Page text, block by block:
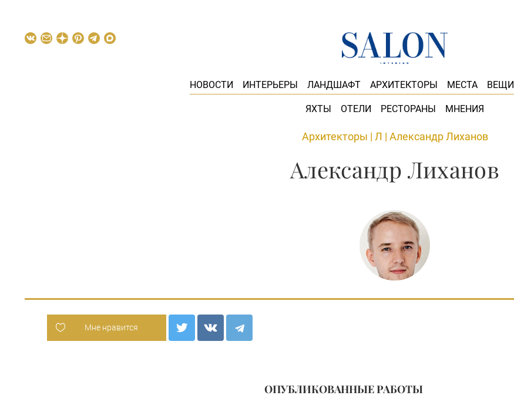
НОВОСТИ ИНТЕРЬЕРЫ ЛАНДШАФТ АРХИТЕКТОРЫ МЕСТА ВЕЩИ
ЯХТЫ ОТЕЛИ РЕСТОРАНЫ МНЕНИЯ
Архитекторы | Л | Александр Лиханов
Александр Лиханов
Мне нравится
ОПУБЛИКОВАННЫЕ РАБОТЫ